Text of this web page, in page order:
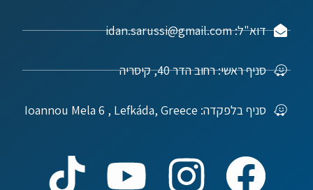
דוא"ל: idan.sarussi@gmail.com
סניף ראשי: רחוב הדר 40, קיסריה
סניף בלפקדה: Ioannou Mela 6 , Lefkáda, Greece